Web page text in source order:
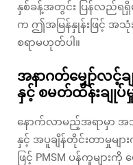
နှစ်ခန့်အတွင်း ပြန်လည်ရ
က ဤအမြန်နှုန်းဖြင့် အ
စရာမဟုတ်ပါ။
အနာဂတ်မျှော်လင့်ခ
နှင့် စမတ်ထိန်းချုပ်မှုမ
နောက်လာမည့်အရာမှာ အသုံ
နှင့် အပူချိန်တိုင်းတာမှုမျာ
ဖြင့် PMSM ပန်ကူများကို